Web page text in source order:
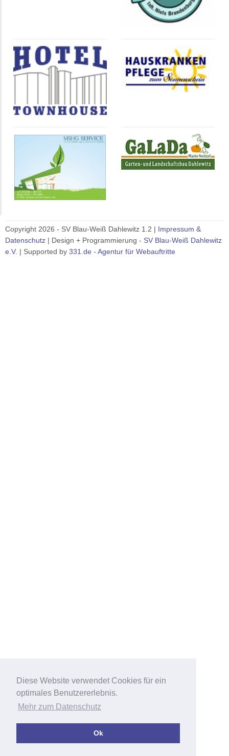
Diese Website verwendet Cookies für ein
optimales Benutzererlebnis.
Mehr zum Datenschutz
Ok
Copyright 2026 - SV Blau-Weiß Dahlewitz 1.2 | Impressum &
Datenschutz | Design + Programmierung - SV Blau-Weiß Dahlewitz
e.V. | Supported by 331.de - Agentur für Webauftritte